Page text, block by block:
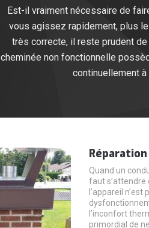
Est-il vraiment nécessaire de
vous agissez rapidement, plus
très correcte, il reste prudent
cheminée non fonctionnelle
continuellement
Quand un
faut s’attendre
l’appareil
l’inconfort
primordial de